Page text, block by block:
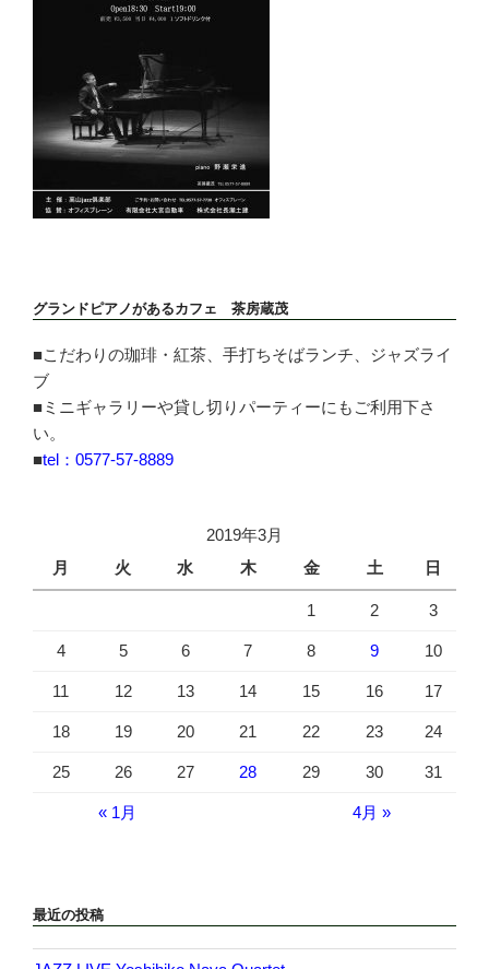
グランドピアノがあるカフェ 茶房蔵茂
■こだわりの珈琲・紅茶、手打ちそばランチ、ジャズライ
ブ
■ミニギャラリーや貸し切りパーティーにもご利用下さ
い。
■tel：0577-57-8889
2019年3月
月
火 水 木 金 土 日
1 2 3
4 5 6 7 8 9 10
11 12 13 14 15 16 17
18 19 20 21 22 23 24
25 26 27 28 29 30 31
« 1月 4月 »
最近の投稿